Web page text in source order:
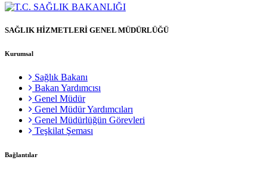
SAĞLIK HİZMETLERİ GENEL MÜDÜRLÜĞÜ
Kurumsal
Sağlık Bakanı
Bakan Yardımcısı
Genel Müdür
Genel Müdür Yardımcıları
Genel Müdürlüğün Görevleri
Teşkilat Şeması
Bağlantılar